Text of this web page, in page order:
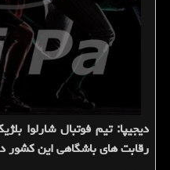
دیجیپا: تیم فوتبال شارلوا
رقابت های باشگاهی این كشور